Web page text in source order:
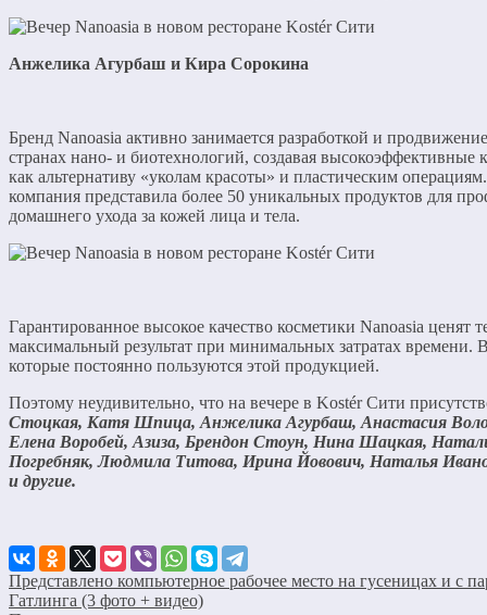
Анжелика Агурбаш и Кира Сорокина
Бренд Nanoasia активно занимается разработкой и
странах нано- и биотехнологий, создавая высокоэффективные
как альтернативу «уколам красоты» и пластическим
компания представила более 50 уникальных продуктов для
домашнего ухода за кожей лица и тела.
Гарантированное высокое качество косметики Nanoasia ценят
максимальный результат при минимальных затратах времени.
которые постоянно пользуются этой продукцией.
Поэтому неудивительно, что на вечере в Kostér Сити
Стоцкая, Катя Шпица, Анжелика Агурбаш, Анастасия
Елена Воробей, Азиза, Брендон Стоун, Нина Шацкая,
Погребняк, Людмила Титова, Ирина Йовович, Наталья
и другие.
Представлено компьютерное рабочее место на гусеницах и с
Гатлинга (3 фото + видео)